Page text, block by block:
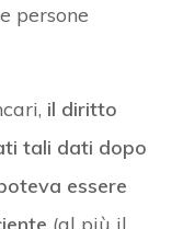
persone
il diritto
tali dati dopo
essere